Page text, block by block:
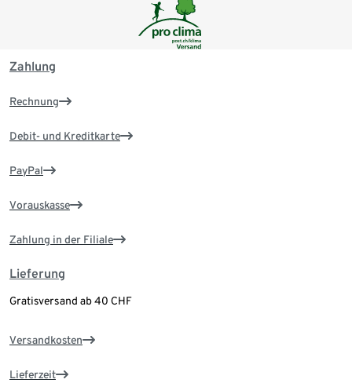
Zahlung
Rechnung
Debit- und Kreditkarte
PayPal
Vorauskasse
Zahlung in der Filiale
Lieferung
Gratisversand ab 40 CHF
Versandkosten
Lieferzeit